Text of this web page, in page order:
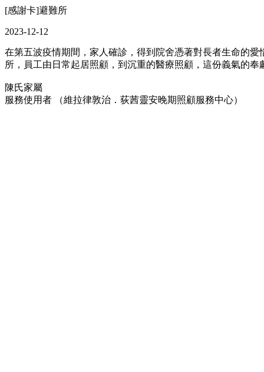
[感謝卡]避難所
2023-12-12
在第五波疫情期間，家人確診，得到院舍憑著對長者生命的
所，員工由日常起居照顧，到沉重的醫療照顧，這份義氣的奉
陳氏家屬
服務使用者 （維拉律敦治．荻茜靈安晚期照顧服務中心）